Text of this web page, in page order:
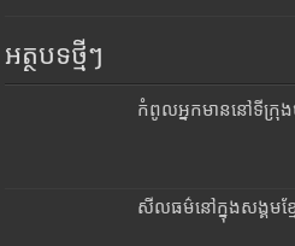
អត្ថបទថ្មីៗ
កំពូលអ្នកមាននៅទីក្រុ
សីលធម៌នៅក្នុងសង្គមខ្